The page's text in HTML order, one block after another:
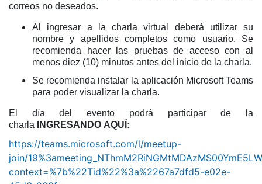
correos no deseados.
Al ingresar a la charla virtual deberá utilizar su
nombre y apellidos completos como usuario. Se
recomienda hacer las pruebas de acceso con al
menos diez (10) minutos antes del inicio de la charla.
Se recomienda instalar la aplicación Microsoft Teams
para poder visualizar la charla.
El día del evento podrá participar de la
charla
INGRESANDO AQUÍ:
https://teams.microsoft.com/l/meetup-
join/
context=%7b%22Tid%22%3a%2267a7dfd5-e02e-